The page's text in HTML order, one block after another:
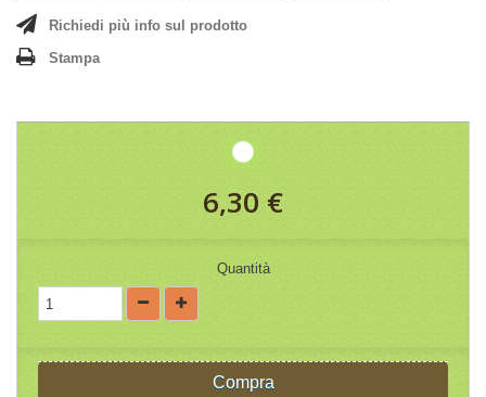
Richiedi più info sul prodotto
Stampa
6,30 €
Quantità
Compra